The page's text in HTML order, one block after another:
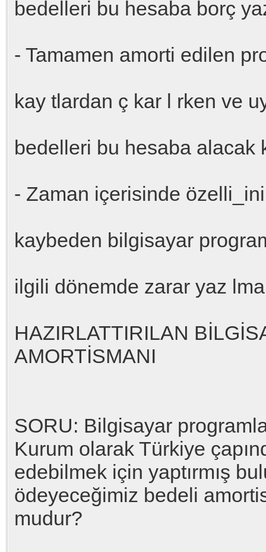
bedelleri bu hesaba borç
- Tamamen amorti edilen
kay tlardan ç kar l rken ve
bedelleri bu hesaba alacak
- Zaman içerisinde
kaybeden bilgisayar
ilgili dönemde zarar yaz
HAZIRLATTIRILAN
AMORTİSMANI
SORU: Bilgisayar
Kurum olarak Türkiye
edebilmek için yaptırmış
ödeyeceğimiz bedeli
mudur?